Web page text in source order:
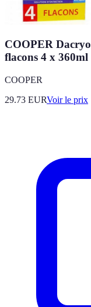
COOPER
flacons 4 x 360ml
COOPER
29.73 EURVoir le prix